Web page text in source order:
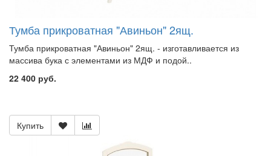
Тумба прикроватная "Авиньон" 2ящ.
Тумба прикроватная "Авиньон" 2ящ. - изготавливается из
массива бука с элементами из МДФ и подой..
22 400 руб.
Купить